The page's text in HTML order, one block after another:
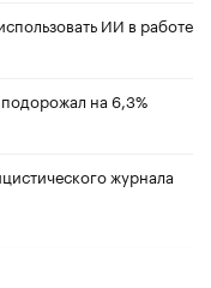
ИИ в работе
на 6,3%
журнала